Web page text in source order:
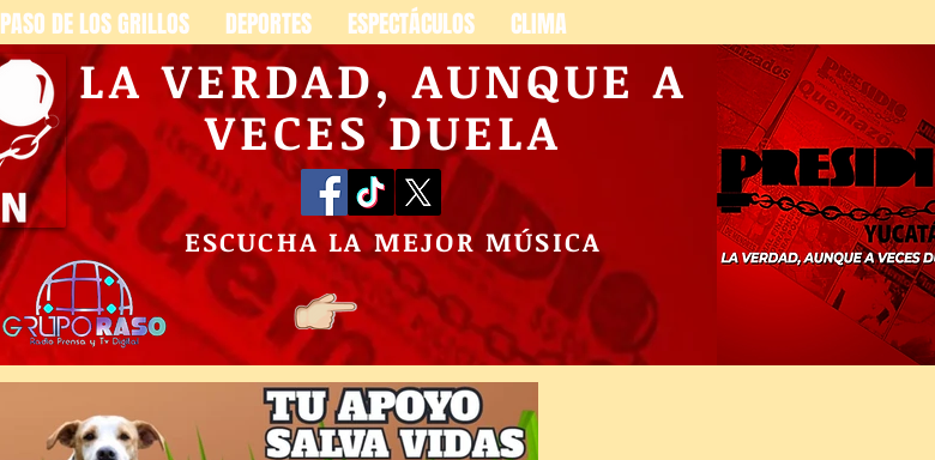
PASO DE LOS GRILLOS DEPORTES ESPECTÁCULOS CLIMA
LA VERDAD, AUNQUE A
VECES DUELA
ESCUCHA LA MEJOR MÚSICA